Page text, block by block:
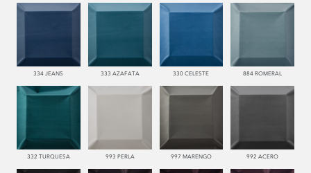
334 JEANS 333 AZAFATA 330 CELESTE 884 ROMERAL
332 TURQUESA 993 PERLA 997 MARENGO 992 ACERO